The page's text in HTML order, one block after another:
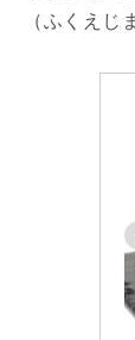
（ふくえじ